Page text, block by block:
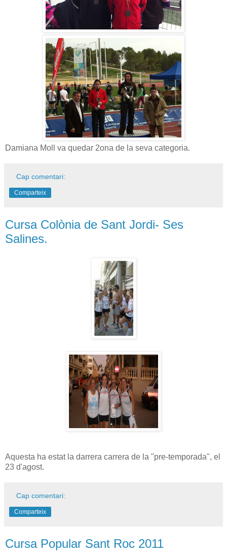
Damiana Moll va quedar 2ona de la seva categoria.
Cap comentari:
Comparteix
Cursa Colònia de Sant Jordi- Ses
Salines.
Aquesta ha estat la darrera carrera de la "pre-temporada", el
23 d'agost.
Cap comentari:
Comparteix
Cursa Popular Sant Roc 2011